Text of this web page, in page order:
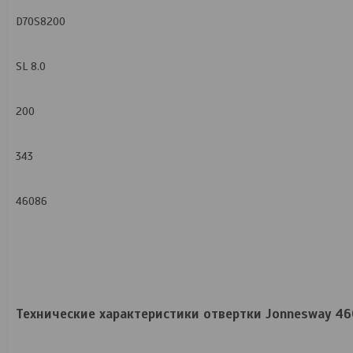
D70S8200
SL 8.0
200
343
46086
Технические характеристики отвертки Jonnesway